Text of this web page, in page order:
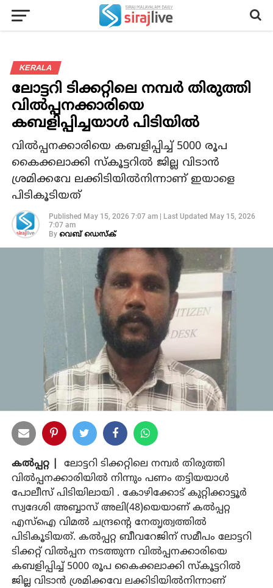
KERALA
ലോട്ടറി ടിക്കറ്റിലെ നമ്പര്‍ തിരുത്തി
വില്‍പ്പനക്കാരിയെ
കബളിപ്പിച്ചയാള്‍ പിടിയില്‍
വില്‍പ്പനക്കാരിയെ കബളിപ്പിച്ച് 5000 രൂപ
കൈക്കലാക്കി സ്‌കൂട്ടറില്‍ ജില്ല വിടാന്‍
ശ്രമിക്കവേ ലക്കിടിയില്‍നിന്നാണ് ഇയാളെ
പിടികൂടിയത്
Published May 15, 2026 7:07 am| Last Updated May 15, 2026
7:07 am
By വെബ് ഡെസ്‌ക്
കല്‍പ്പറ്റ |
ലോട്ടറി ടിക്കറ്റിലെ നമ്പര്‍ തിരുത്തി
വില്‍പ്പനക്കാരിയില്‍ നിന്നും പണം തട്ടിയയാള്‍
പോലീസ് പിടിയിലായി . കോഴിക്കോട് കുറ്റിക്കാട്ടൂര്‍
സ്വദേശി അബ്ബാസ് അലി(48)യെയാണ് കല്‍പ്പറ്റ
എസ്‌ഐ വിമല്‍ ചന്ദ്രന്റെ നേതൃത്വത്തില്‍
പിടികൂടിയത്. കല്‍പ്പറ്റ ബീവറേജിന് സമീപം ലോട്ടറി
ടിക്കറ്റ് വില്‍പ്പന നടത്തുന്ന വില്‍പ്പനക്കാരിയെ
കബളിപ്പിച്ച് 5000 രൂപ കൈക്കലാക്കി സ്‌കൂട്ടറില്‍
ജില്ല വിടാന്‍ ശ്രമിക്കവേ ലക്കിടിയില്‍നിന്നാണ്